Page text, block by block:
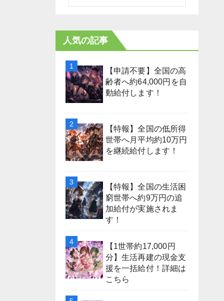
人気の記事
【申請不要】全国の高
齢者へ約64,000円を自
動給付します！
【特報】全国の低所得
世帯へ月平均約10万円
を継続給付します！
【特報】全国の生活困
窮世帯へ約9万円の追
加給付が実施されま
す！
【1世帯約17,000円
分】生活再建の現金支
援を一括給付！詳細は
こちら